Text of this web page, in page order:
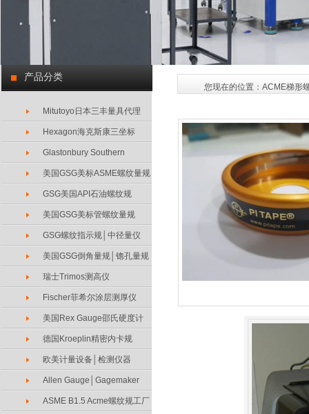
您现在的位置： ACME梯形
产品分类
Mitutoyo日本三丰量具代理
Hexagon海克斯康三坐标
Glastonbury Southern
美国GSG美标ASME螺纹量规
GSG美国API石油螺纹规
美国GSG美标管螺纹量规
GSG螺纹指示规│中径量仪
美国GSG倒角量规│锪孔量规
瑞士Trimos测高仪
Fischer菲希尔涂层测厚仪
美国Rex Gauge邵氏硬度计
德国Kroeplin精密内卡规
欧美计量设备│检测仪器
Allen Gauge│Gagemaker
ASME B1.5 Acme螺纹规工厂